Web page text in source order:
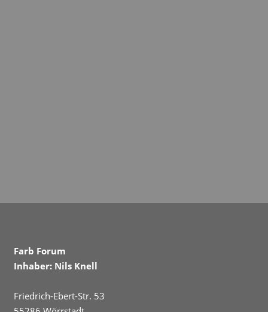
Farb Forum
Inhaber: Nils Knell
Friedrich-Ebert-Str. 53